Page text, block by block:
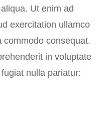
Ut enim ad
exercitation ullamco
commodo consequat.
in voluptate
nulla pariatur: